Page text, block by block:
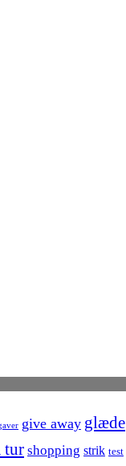
give away glæde
tur shopping strik test